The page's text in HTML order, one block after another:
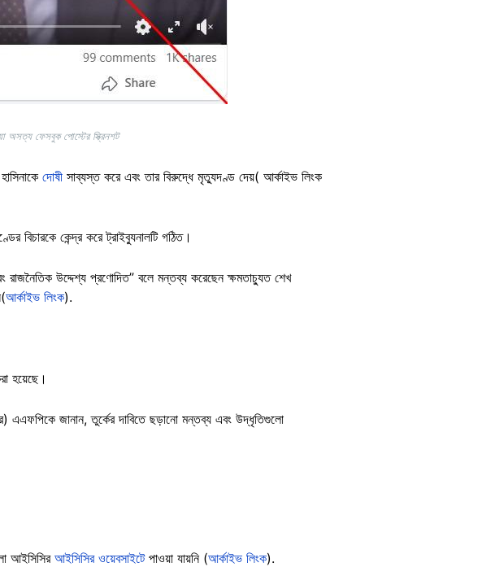
অসত্য ফেসবুক পোস্টের স্ক্রিনশট
দোষী সাব্যস্ত করে এবং তার বিরুদ্ধে মৃত্যুদণ্ড দেয়( আর্কাইভ লিংক
কেন্দ্র করে ট্রাইব্যুনালটি গঠিত।
রাজনৈতিক উদ্দেশ্য প্রণোদিত” বলে মন্তব্য করেছেন ক্ষমতাচ্যুত শেখ
আর্কাইভ লিংক).
হয়েছে।
এএফপিকে জানান, তুর্কের দাবিতে ছড়ানো মন্তব্য এবং উদ্ধৃতিগুলো
আইসিসির আইসিসির ওয়েবসাইটেপাওয়া যায়নি (আর্কাইভ লিংক).